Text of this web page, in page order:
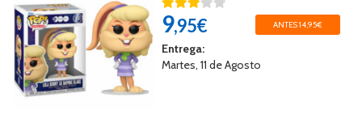
9,95€ ANTES 14,95€
Entrega:
Martes, 11 de Agosto